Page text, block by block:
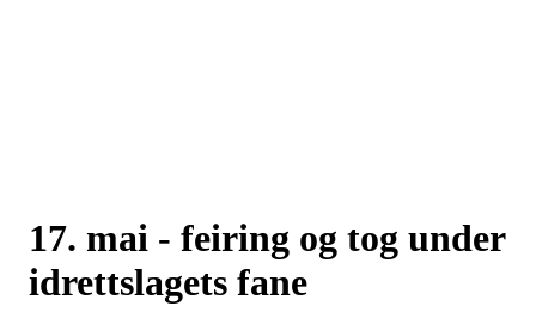
17. mai - feiring og tog under
idrettslagets fane